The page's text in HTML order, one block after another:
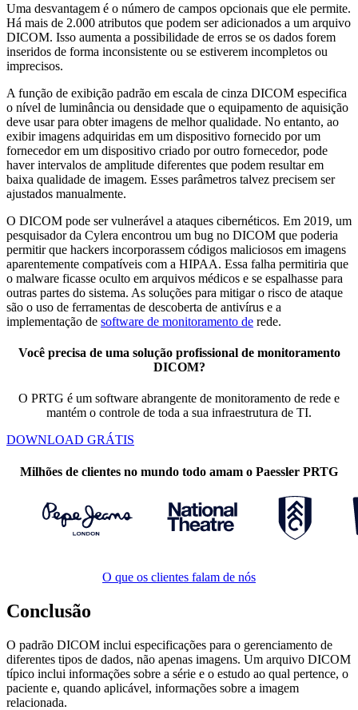
Uma desvantagem é o número de campos opcionais que ele permite.
Há mais de 2.000 atributos que podem ser adicionados a um arquivo
DICOM. Isso aumenta a possibilidade de erros se os dados forem
inseridos de forma inconsistente ou se estiverem incompletos ou
imprecisos.
A função de exibição padrão em escala de cinza DICOM especifica
o nível de luminância ou densidade que o equipamento de aquisição
deve usar para obter imagens de melhor qualidade. No entanto, ao
exibir imagens adquiridas em um dispositivo fornecido por um
fornecedor em um dispositivo criado por outro fornecedor, pode
haver intervalos de amplitude diferentes que podem resultar em
baixa qualidade de imagem. Esses parâmetros talvez precisem ser
ajustados manualmente.
O DICOM pode ser vulnerável a ataques cibernéticos. Em 2019, um
pesquisador da Cylera encontrou um bug no DICOM que poderia
permitir que hackers incorporassem códigos maliciosos em imagens
aparentemente compatíveis com a HIPAA. Essa falha permitiria que
o malware ficasse oculto em arquivos médicos e se espalhasse para
outras partes do sistema. As soluções para mitigar o risco de ataque
são o uso de ferramentas de descoberta de antivírus e a
implementação de software de monitoramento de rede.
Você precisa de uma solução profissional de monitoramento
DICOM?
O PRTG é um software abrangente de monitoramento de rede e
mantém o controle de toda a sua infraestrutura de TI.
DOWNLOAD GRÁTIS
Milhões de clientes no mundo todo amam o Paessler PRTG
O que os clientes falam de nós
Conclusão
O padrão DICOM inclui especificações para o gerenciamento de
diferentes tipos de dados, não apenas imagens. Um arquivo DICOM
típico inclui informações sobre a série e o estudo ao qual pertence, o
paciente e, quando aplicável, informações sobre a imagem
relacionada.